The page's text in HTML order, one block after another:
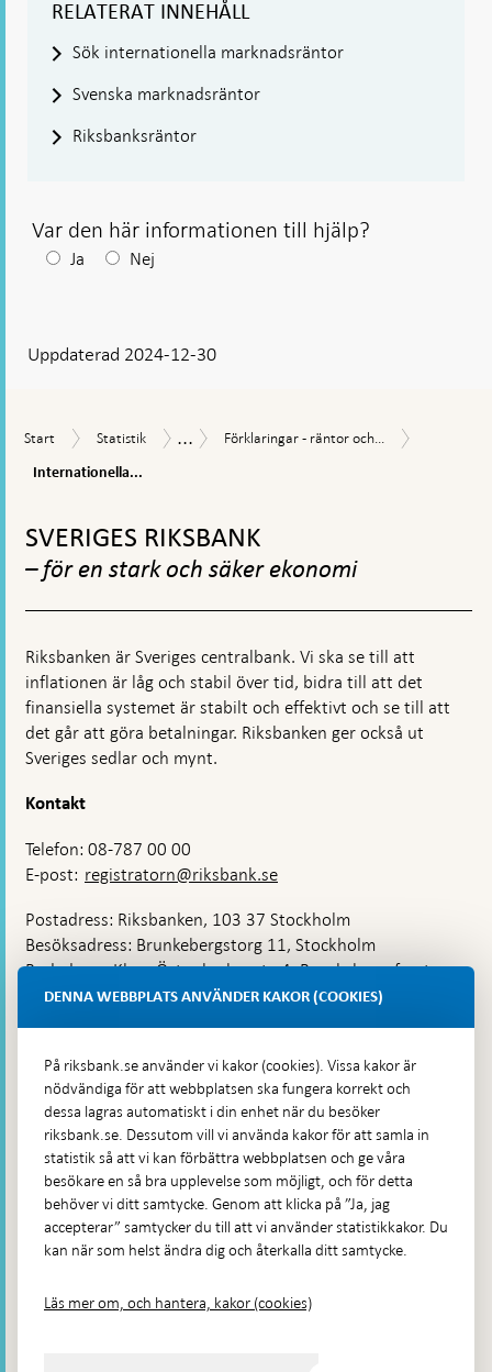
RELATERAT INNEHÅLL
Sök internationella marknadsräntor
Svenska marknadsräntor
Riksbanksräntor
Var den här informationen till hjälp?
Efter
visas
Ja Nej
Uppdaterad 2024-12-30
Start
Start Statistik
Statistik
Räntor
...
Förklaringar
Förklaringar - räntor och...
Internationella...
toppnavigation
SVERIGES RIKSBANK
– för en stark och säker ekonomi
Riksbanken är Sveriges centralbank. Vi ska se till att
inflationen är låg och stabil över tid, bidra till att det
finansiella systemet är stabilt och effektivt och se till att
det går att göra betalningar. Riksbanken ger också ut
Sveriges sedlar och mynt.
Kontakt
Telefon: 08-787 00 00
E-post: registratorn@riksbank.se
Postadress: Riksbanken, 103 37 Stockholm
Besöksadress: Brunkebergstorg 11, Stockholm
Budadress: Klara Östra kyrkogata 4, Brunkebergsfaret,
Lastplats 6
Hitta direkt
Frågor och svar-
Öppnas
i
ny
flik
Till Riksbankens webbarkiv-
Öppnas
i
ny
Presskontakt
Integritetspolicy
DENNA WEBBPLATS ANVÄNDER KAKOR (COOKIES)
På riksbank.se använder vi kakor (cookies). Vissa kakor är
nödvändiga för att webbplatsen ska fungera korrekt och
dessa lagras automatiskt i din enhet när du besöker
riksbank.se. Dessutom vill vi använda kakor för att samla in
statistik så att vi kan förbättra webbplatsen och ge våra
besökare en så bra upplevelse som möjligt, och för detta
behöver vi ditt samtycke. Genom att klicka på ”Ja, jag
accepterar” samtycker du till att vi använder statistikkakor. Du
kan när som helst ändra dig och återkalla ditt samtycke.
Läs mer om, och hantera, kakor (cookies)